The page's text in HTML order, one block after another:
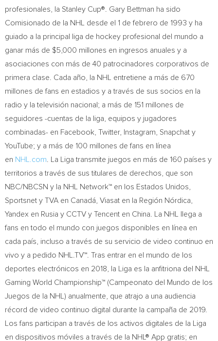
profesionales, la Stanley Cup®. Gary Bettman ha sido
Comisionado de la NHL desde el 1 de febrero de 1993 y ha
guiado a la principal liga de hockey profesional del mundo a
ganar más de $5,000 millones en ingresos anuales y a
asociaciones con más de 40 patrocinadores corporativos de
primera clase. Cada año, la NHL entretiene a más de 670
millones de fans en estadios y a través de sus socios en la
radio y la televisión nacional; a más de 151 millones de
seguidores -cuentas de la liga, equipos y jugadores
combinadas- en Facebook, Twitter, Instagram, Snapchat y
YouTube; y a más de 100 millones de fans en línea
en NHL.com . La Liga transmite juegos en más de 160 países y
territorios a través de sus titulares de derechos, que son
NBC/NBCSN y la NHL Network™ en los Estados Unidos,
Sportsnet y TVA en Canadá, Viasat en la Región Nórdica,
Yandex en Rusia y CCTV y Tencent en China . La NHL llega a
fans en todo el mundo con juegos disponibles en línea en
cada país, incluso a través de su servicio de video continuo en
vivo y a pedido NHL.TV™. Tras entrar en el mundo de los
deportes electrónicos en 2018, la Liga es la anfitriona del NHL
Gaming World Championship™ (Campeonato del
Mundo de los
Juegos de la NHL) anualmente, que atrajo a una audiencia
récord de video continuo digital durante la campaña de 2019.
Los fans participan a través de los activos digitales de la Liga
en dispositivos móviles a través de la NHL® App gratis; en